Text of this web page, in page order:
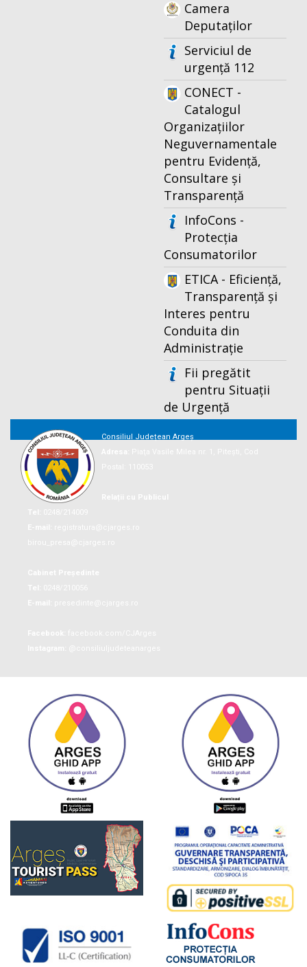
Camera
Deputaților
Serviciul de
urgență 112
CONECT -
Catalogul
Organizațiilor
Neguvernamentale
pentru Evidență,
Consultare și
Transparență
InfoCons -
Protecția
Consumatorilor
ETICA - Eficiență,
Transparență și
Interes pentru
Conduita din
Administrație
Fii pregătit
pentru Situații
de Urgență
Consiliul Județean Argeș